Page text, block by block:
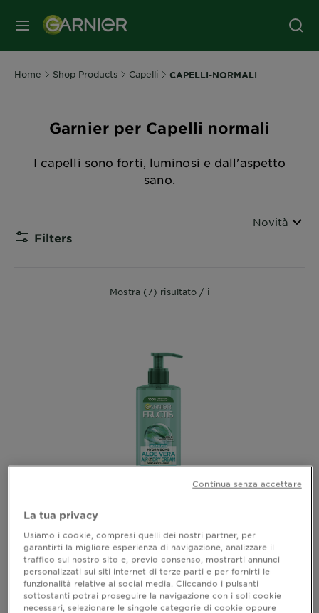
MENU
Home Shop Products Capelli CAPELLI-NORMALI
Garnier per Capelli normali
I capelli sono forti, luminosi e dall'aspetto
sano.
Filters
Ordina per
Novità
Mostra (7) risultato / i
FRUCTIS- ALOE HYDRA BOMB
Aloe Vera Air-Dry Cream
5 out of 5 stars based on reviews
vedi tutte le recensioni
La tua privacy
Usiamo i cookie, compresi quelli dei nostri partner, per
garantirti la migliore esperienza di navigazione, analizzare il
traffico sul nostro sito e, previo consenso, mostrarti annunci
personalizzati sui siti internet di terze parti e per fornirti le
funzionalità relative ai social media. Cliccando i pulsanti
sottostanti potrai proseguire la navigazione con i soli cookie
necessari, selezionare le singole categorie di cookie oppure
Continua senza accettare